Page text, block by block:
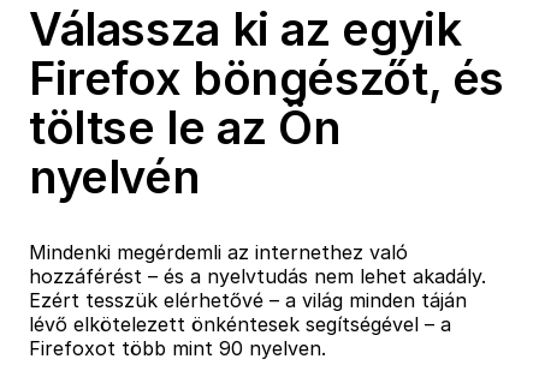
Válassza ki az egyik
Firefox böngészőt, és
töltse le az Ön
nyelvén
Mindenki megérdemli az internethez való
hozzáférést – és a nyelvtudás nem lehet akadály.
Ezért tesszük elérhetővé – a világ minden táján
lévő elkötelezett önkéntesek segítségével – a
Firefoxot több mint 90 nyelven.